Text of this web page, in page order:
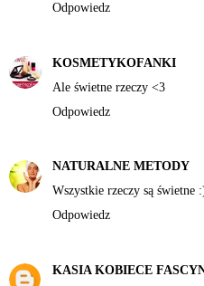
Odpowiedz
KOSMETYKOFANKI
Ale świetne rzeczy <3
Odpowiedz
NATURALNE METODY
Wszystkie rzeczy są świetne
Odpowiedz
KASIA KOBIECE